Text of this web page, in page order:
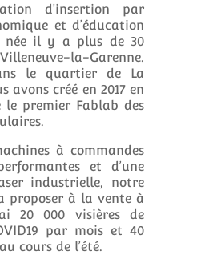
d’insertion par
et d’éducation
née il y a plus de 30
la-Garenne.
le quartier de La
avons créé en 2017 en
le premier Fablab des
à commandes
et d’une
industrielle, notre
proposer à la vente à
20 000 visières de
par mois et 40
cours de l’été.